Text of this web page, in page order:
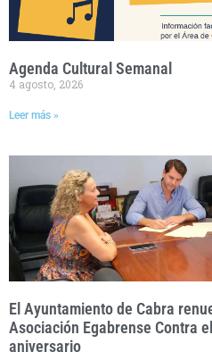
Agenda Cultural Semanal
4 agosto, 2026
Leer más »
El Ayuntamiento de Cabra
Asociación Egabrense Contra
aniversario